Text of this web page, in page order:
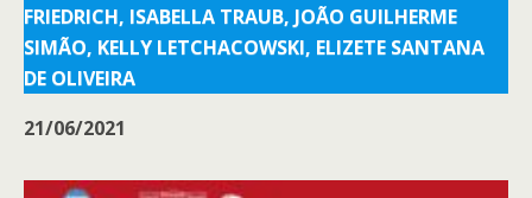
FRIEDRICH, ISABELLA TRAUB, JOÃO GUILHERME
SIMÃO, KELLY LETCHACOWSKI, ELIZETE SANTANA
DE OLIVEIRA
21/06/2021